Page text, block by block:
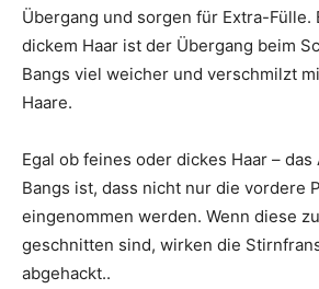
Übergang und sorgen für Extra-Fülle.
dickem Haar ist der Übergang beim
Bangs viel weicher und verschmilzt
Haare.
Egal ob feines oder dickes Haar – das
Bangs ist, dass nicht nur die vordere
eingenommen werden. Wenn diese
geschnitten sind, wirken die
abgehackt..